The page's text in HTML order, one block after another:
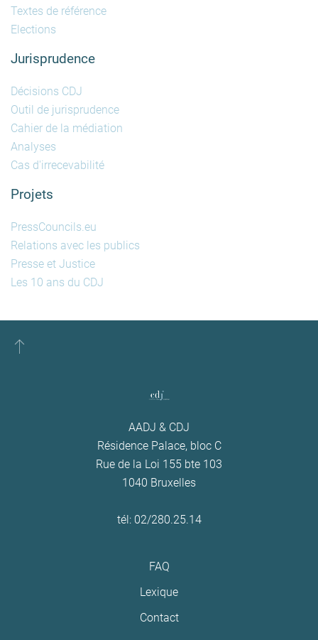
Textes de référence
Elections
Jurisprudence
Décisions CDJ
Outil de jurisprudence
Cahier de la médiation
Analyses
Cas d'irrecevabilité
Projets
PressCouncils.eu
Relations avec les publics
Presse et Justice
Les 10 ans du CDJ
AADJ & CDJ
Résidence Palace, bloc C
Rue de la Loi 155 bte 103
1040 Bruxelles
tél: 02/280.25.14
FAQ
Lexique
Contact